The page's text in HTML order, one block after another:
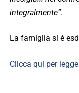
integralmente”.
La famiglia si è
Clicca qui per